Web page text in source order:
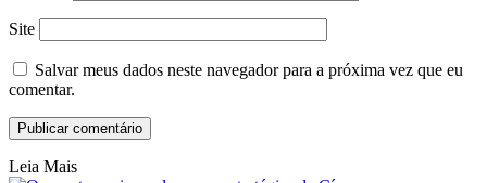
Site
Salvar meus dados neste navegador para a próxima vez que eu
comentar.
Leia Mais